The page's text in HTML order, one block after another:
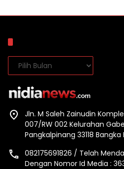
Arsip
Jln. M Saleh Zainudin
007/RW 002 Kelurahan
Pangkalpinang 33118
082175691826 / Telah
Dengan Nomor Id Media :